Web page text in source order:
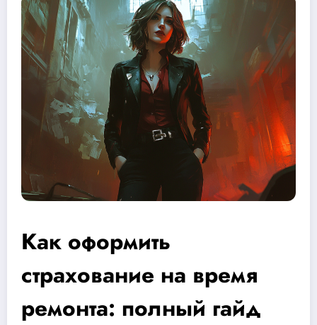
Как оформить
страхование на время
ремонта: полный гайд